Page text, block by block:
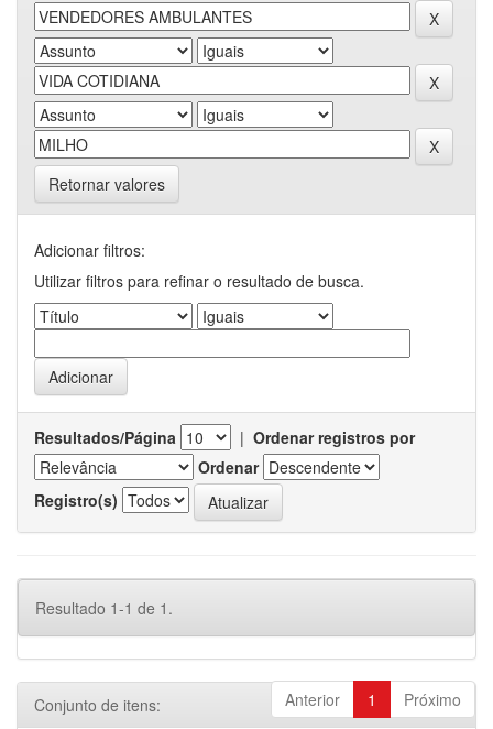
Retornar valores
Adicionar filtros:
Utilizar filtros para refinar o resultado de busca.
Resultados/Página | Ordenar registros por
Ordenar
Registro(s)
Resultado 1-1 de 1.
Anterior 1 Próximo
Conjunto de itens: